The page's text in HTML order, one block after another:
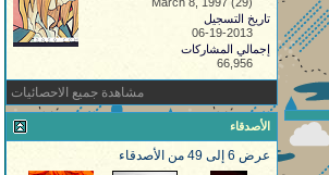
تاريخ التسجيل
06-19-2013
إجمالي المشاركات
66,956
مشاهدة جميع الاحصائيات
الأصدقاء
عرض 6 إلى 49 من الأصدقاء